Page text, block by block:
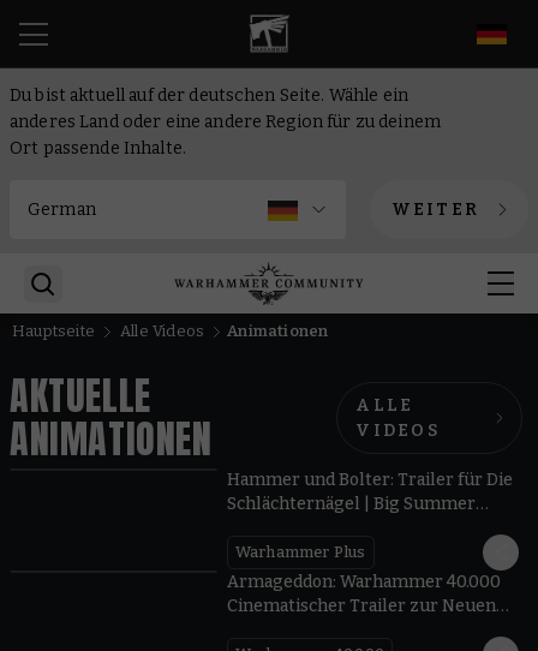
Du bist aktuell auf der deutschen Seite. Wähle ein
anderes Land oder eine andere Region für zu deinem
Ort passende Inhalte.
WEITER
Hauptseite Alle Videos Animationen
AKTUELLE
ANIMATIONEN
ALLE
VIDEOS
0:40
Hammer und Bolter: Trailer für Die
Schlächternägel | Big Summer
Warhammer Plus
Armageddon: Warhammer 40.000
Cinematischer Trailer zur Neuen